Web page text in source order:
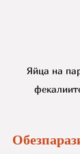
Яйца на